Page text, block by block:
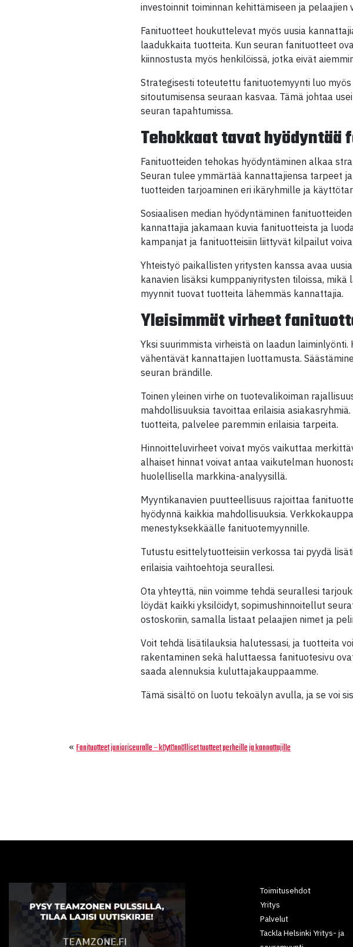
investoinnit toiminnan kehittämiseen ja pelaajien
Fanituotteet houkuttelevat myös uusia
laadukkaita tuotteita. Kun seuran fanituotteet
kiinnostusta myös henkilöissä, jotka eivät
Strategisesti toteutettu fanituotemyynti luo
sitoutumisensa seuraan kasvaa. Tämä johtaa
seuran tapahtumissa.
Tehokkaat tavat
Fanituotteiden tehokas hyödyntäminen alkaa
Seuran tulee ymmärtää kannattajiensa tarpeet
tuotteiden tarjoaminen eri ikäryhmille ja
Sosiaalisen median hyödyntäminen
kannattajia jakamaan kuvia fanituotteista ja
kampanjat ja fanituotteisiin liittyvät kilpailut
Yhteistyö paikallisten yritysten kanssa avaa
kanavien lisäksi kumppaniyritysten tiloissa,
myynnit tuovat tuotteita lähemmäs kannattajia.
Yleisimmät virheet
Yksi suurimmista virheistä on laadun
vähentävät kannattajien luottamusta.
seuran brändille.
Toinen yleinen virhe on tuotevalikoiman
mahdollisuuksia tavoittaa erilaisia
tuotteita, palvelee paremmin erilaisia tarpeita.
Hinnoitteluvirheet voivat myös vaikuttaa
alhaiset hinnat voivat antaa vaikutelman
huolellisella markkina-analyysillä.
Myyntikanavien puutteellisuus rajoittaa
hyödynnä kaikkia mahdollisuuksia.
menestyksekkäälle fanituotemyynnille.
Tutustu esittelytuotteisiin verkossa tai pyydä
erilaisia vaihtoehtoja seurallesi.
Ota yhteyttä, niin voimme tehdä seurallesi
löydät kaikki yksilöidyt, sopimushinnoitellut
ostoskoriin, samalla listaat pelaajien nimet ja
Voit tehdä lisätilauksia halutessasi, ja tuotteita
rakentaminen sekä haluttaessa fanituotesivu
saada alennuksia kuluttajakauppaamme.
Tämä sisältö on luotu tekoälyn avulla, ja se voi
« Fanituotteet junioriseuralle – käytännölliset tuotteet perheille ja kannattajille
Toimitusehdot
Yritys
Palvelut
Tackla Helsinki Yritys- ja